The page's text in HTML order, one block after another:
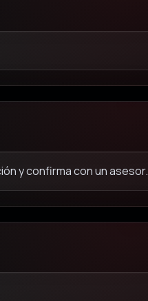
y confirma con un asesor.